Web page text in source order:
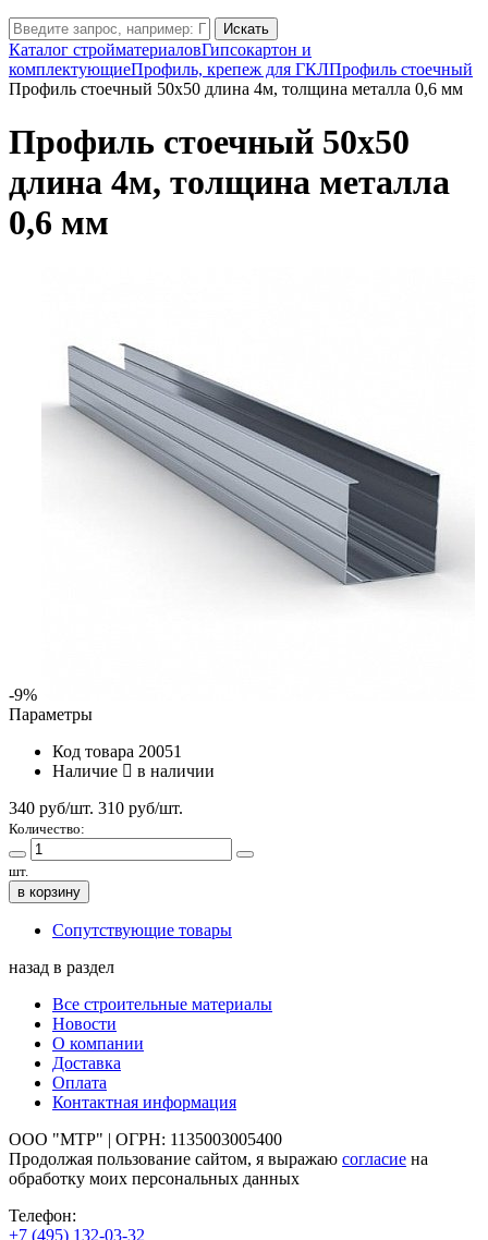
Искать
Каталог стройматериаловГипсокартон и
комплектующиеПрофиль, крепеж для ГКЛПрофиль стоечный
Профиль стоечный 50х50 длина 4м, толщина металла 0,6 мм
Профиль стоечный 50х50
длина 4м, толщина металла
0,6 мм
-9%
Параметры
Код товара 20051
Наличие
в наличии
340 руб/шт. 310 руб/шт.
Количество:
шт.
в корзину
Сопутствующие товары
назад в раздел
Все строительные материалы
Новости
О компании
Доставка
Оплата
Контактная информация
ООО "МТР" | ОГРН: 1135003005400
Продолжая пользование сайтом, я выражаю согласие на
обработку моих персональных данных
Телефон:
+7 (495) 132-03-32